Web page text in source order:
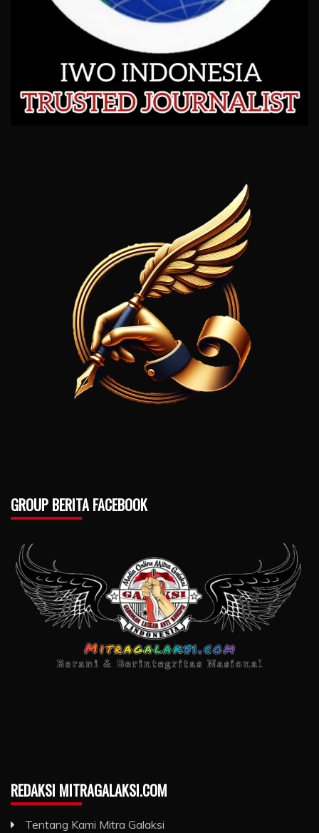
GROUP BERITA FACEBOOK
REDAKSI MITRAGALAKSI.COM
Tentang Kami Mitra Galaksi